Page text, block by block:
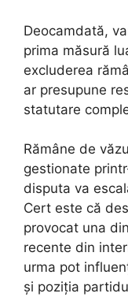
Deocamdată,
prima măsură
excluderea
ar presupune
statutare
Rămâne de
gestionate
disputa va
Cert este că
provocat una
recente din
urma pot
și poziția